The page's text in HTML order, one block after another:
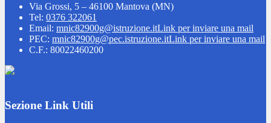
Via Grossi, 5 – 46100 Mantova (MN)
Tel: 0376 322061
Email: mnic82900g@istruzione.itLink per inviare una mail
PEC: mnic82900g@pec.istruzione.itLink per inviare una mail
C.F.: 80022460200
Sezione Link Utili